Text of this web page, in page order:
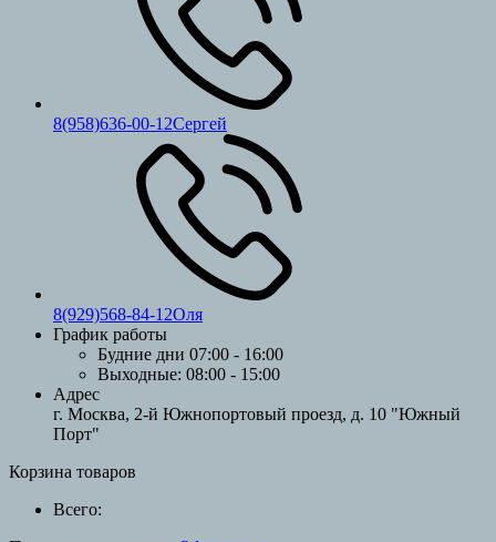
8(958)636-00-12Сергей
8(929)568-84-12Оля
График работы
Будние дни 07:00 - 16:00
Выходные: 08:00 - 15:00
Адрес
г. Москва, 2-й Южнопортовый проезд, д. 10 "Южный
Порт"
Корзина товаров
Всего: